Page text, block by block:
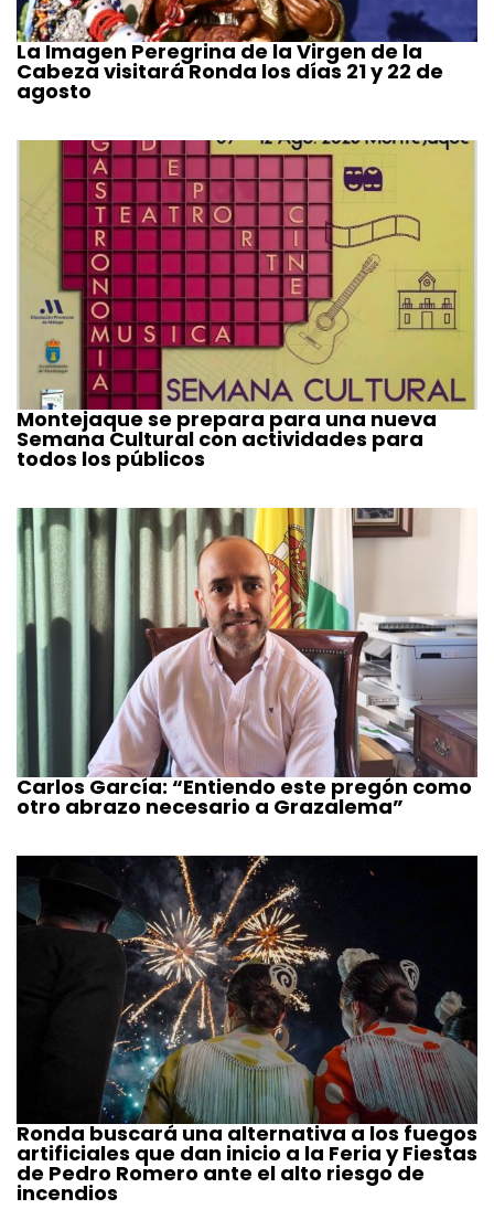
La Imagen Peregrina de la Virgen de la
Cabeza visitará Ronda los días 21 y 22 de
agosto
Montejaque se prepara para una nueva
Semana Cultural con actividades para
todos los públicos
Carlos García: “Entiendo este pregón como
otro abrazo necesario a Grazalema”
Ronda buscará una alternativa a los fuegos
artificiales que dan inicio a la Feria y Fiestas
de Pedro Romero ante el alto riesgo de
incendios